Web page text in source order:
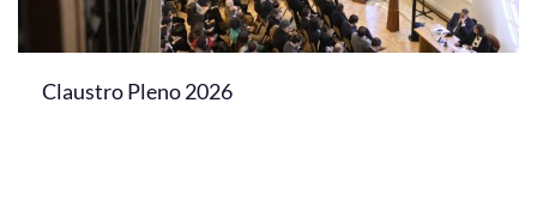
Claustro Pleno 2026